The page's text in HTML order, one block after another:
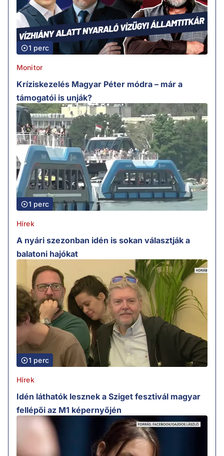
1 perc
Monitor
Kríziskezelés Magyar Péter módra – már a
támogatói is unják?
1 perc
Hírek
A nyári szezonban idén is sokan választják a
balatoni hajókat
1 perc
Hírek
Idén láthatók lesznek a Sziget fesztivál magyar
fellépői az M1 képernyőjén